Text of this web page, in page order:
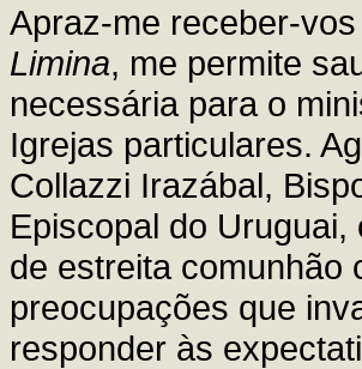
Apraz-me receber-
Limina, me permite
necessária para o
Igrejas particulares.
Collazzi Irazábal,
Episcopal do
de estreita comunhão
preocupações que
responder às